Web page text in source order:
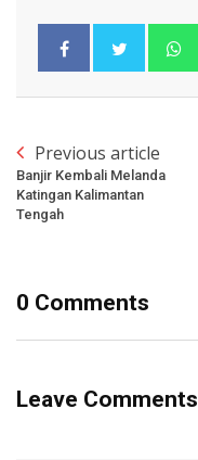
Previous article
Banjir Kembali Melanda
Katingan Kalimantan
Tengah
0 Comments
Leave Comments